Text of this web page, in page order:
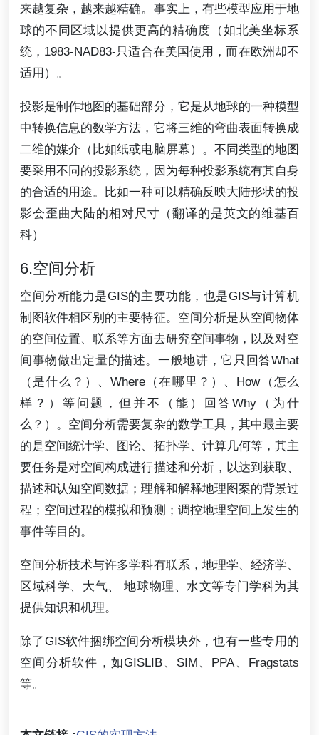
来越复杂，越来越精确。事实上，有些模型应用于地
球的不同区域以提供更高的精确度（如北美坐标系
统，1983-NAD83-只适合在美国使用，而在欧洲却不
适用）。
投影是制作地图的基础部分，它是从地球的一种模型
中转换信息的数学方法，它将三维的弯曲表面转换成
二维的媒介（比如纸或电脑屏幕）。不同类型的地图
要采用不同的投影系统，因为每种投影系统有其自身
的合适的用途。比如一种可以精确反映大陆形状的投
影会歪曲大陆的相对尺寸（翻译的是英文的维基百
科）
6.空间分析
空间分析能力是GIS的主要功能，也是GIS与计算机
制图软件相区别的主要特征。空间分析是从空间物体
的空间位置、联系等方面去研究空间事物，以及对空
间事物做出定量的描述。一般地讲，它只回答What
（是什么？）、Where（在哪里？）、How（怎么
样？）等问题，但并不（能）回答Why（为什
么？）。空间分析需要复杂的数学工具，其中最主要
的是空间统计学、图论、拓扑学、计算几何等，其主
要任务是对空间构成进行描述和分析，以达到获取、
描述和认知空间数据；理解和解释地理图案的背景过
程；空间过程的模拟和预测；调控地理空间上发生的
事件等目的。
空间分析技术与许多学科有联系，地理学、经济学、
区域科学、大气、 地球物理、水文等专门学科为其
提供知识和机理。
除了GIS软件捆绑空间分析模块外，也有一些专用的
空间分析软件，如GISLIB、SIM、PPA、Fragstats
等。